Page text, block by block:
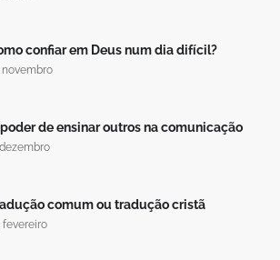
confiar em Deus num dia difícil?
novembro
de ensinar outros na comunicação
dezembro
comum ou tradução cristã
fevereiro